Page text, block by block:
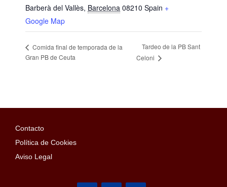
Barberà del Vallès, Barcelona 08210 Spain +
Google Map
Comida final de temporada de la
Gran PB de Ceuta
Tardeo de la PB Sant
Celoni
Contacto
Política de Cookies
Aviso Legal